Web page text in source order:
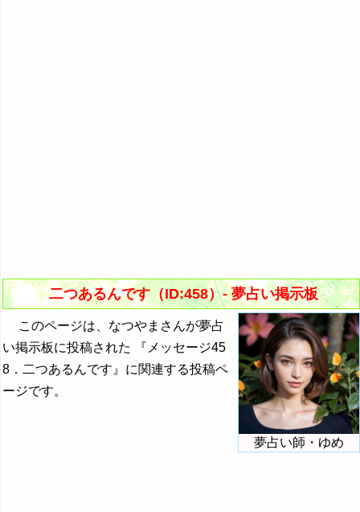
二つあるんです（ID:458）- 夢占い掲示板
夢占い師・ゆめ
このページは、なつやまさんが夢占
い掲示板に投稿された 『メッセージ45
8．二つあるんです』に関連する投稿ペ
ージです。